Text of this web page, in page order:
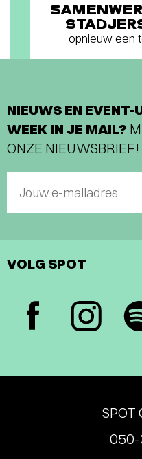
opnieuw een
NIEUWS EN EVENT-
WEEK IN JE MAIL?
ONZE NIEUWSBRIEF!
Jouw e-mailadres
VOLG SPOT
SPOT